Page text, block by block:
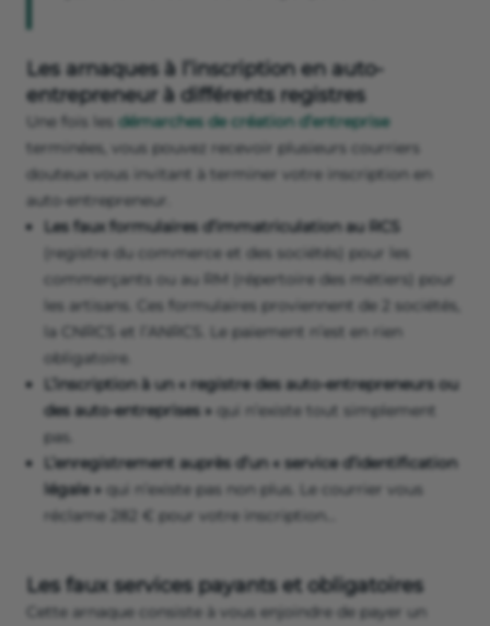
Les arnaques à l’inscription en auto-
entrepreneur à différents registres
Une fois les démarches de création d’entreprise
terminées, vous pouvez recevoir plusieurs courriers
douteux vous invitant à terminer votre inscription en
auto-entrepreneur.
Les faux formulaires d’immatriculation au RCS
(registre du commerce et des sociétés) pour les
commerçants ou au RM (répertoire des métiers) pour
les artisans. Ces formulaires proviennent de 2 sociétés,
la CNRCS et l’ANRCS. Le paiement n’est en rien
obligatoire.
L’inscription à un « registre des auto-entrepreneurs ou
des auto-entreprises » qui n’existe tout simplement
pas.
L’enregistrement auprès d’un « service d’identification
légale » qui n’existe pas non plus. Le courrier vous
réclame 282 € pour votre inscription…
Les faux services payants et obligatoires
Cette arnaque consiste à vous enjoindre de payer un